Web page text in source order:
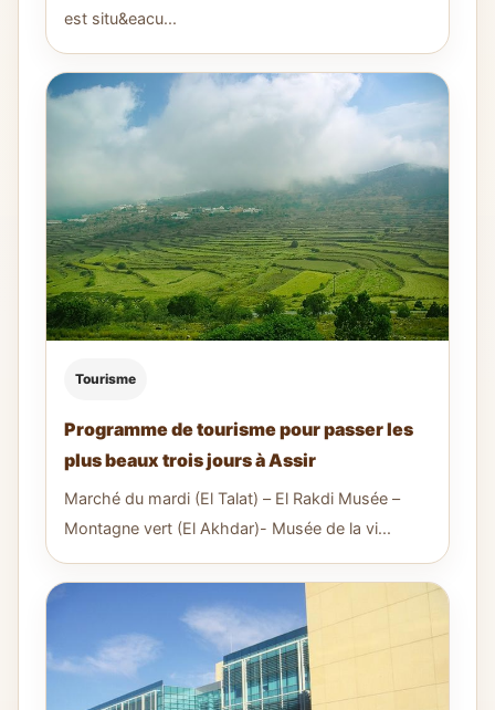
est situ&eacu...
Tourisme
Programme de tourisme pour passer les
plus beaux trois jours à Assir
Marché du mardi (El Talat) – El Rakdi Musée –
Montagne vert (El Akhdar)- Musée de la vi...